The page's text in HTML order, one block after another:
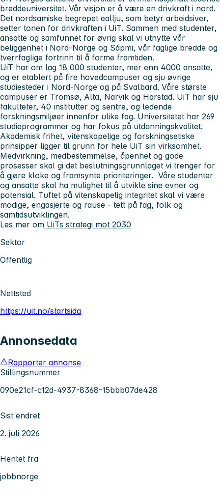
breddeuniversitet. Vår visjon er å være en drivkraft i nord.
Det nordsamiske begrepet eallju, som betyr arbeidsiver,
setter tonen for drivkraften i UiT. Sammen med studenter,
ansatte og samfunnet for øvrig skal vi utnytte vår
beliggenhet i Nord-Norge og Sápmi, vår faglige bredde og
tverrfaglige fortrinn til å forme framtiden.
UiT har om lag 18 000 studenter, mer enn 4000 ansatte,
og er etablert på fire hovedcampuser og sju øvrige
studiesteder i Nord-Norge og på Svalbard. Våre største
campuser er Tromsø, Alta, Narvik og Harstad. UiT har sju
fakulteter, 40 institutter og sentre, og ledende
forskningsmiljøer innenfor ulike fag. Universitetet har 269
studieprogrammer og har fokus på utdanningskvalitet.
Akademisk frihet, vitenskapelige og forskningsetiske
prinsipper ligger til grunn for hele UiT sin virksomhet.
Medvirkning, medbestemmelse, åpenhet og gode
prosesser skal gi det beslutningsgrunnlaget vi trenger for
å gjøre kloke og framsynte prioriteringer. Våre studenter
og ansatte skal ha mulighet til å utvikle sine evner og
potensial. Tuftet på vitenskapelig integritet skal vi være
modige, engasjerte og rause - tett på fag, folk og
samtidsutviklingen.
Les mer om UiTs strategi mot 2030
Sektor
Offentlig
Nettsted
https://uit.no/startsida
Annonsedata
Rapporter annonse
Stillingsnummer
090e21cf-c12d-4937-8368-15bbb07de428
Sist endret
2. juli 2026
Hentet fra
jobbnorge